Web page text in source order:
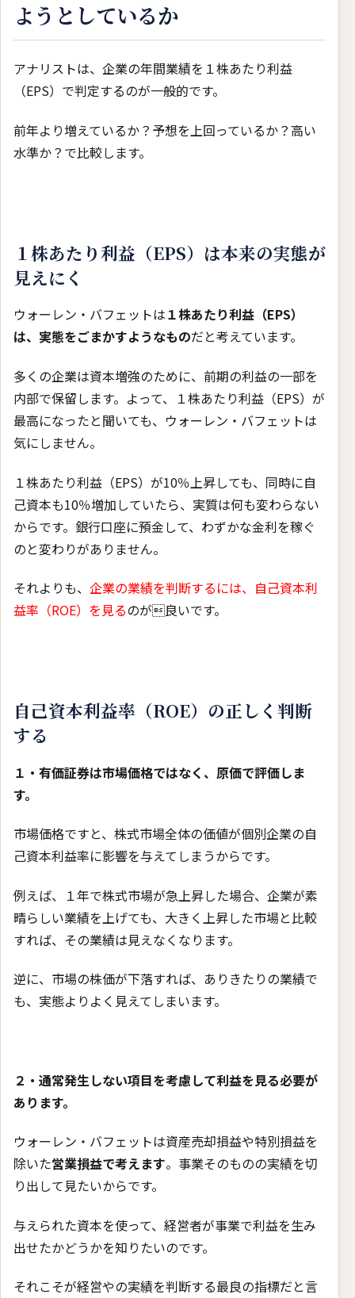
ようとしているか
アナリストは、企業の年間業績を１株あたり利益
（EPS）で判定するのが一般的です。
前年より増えているか？予想を上回っているか？高い
水準か？で比較します。
１株あたり利益（EPS）は本来の実態が
見えにく
ウォーレン・バフェットは１株あたり利益（EPS）
は、実態をごまかすようなものだと考えています。
多くの企業は資本増強のために、前期の利益の一部を
内部で保留します。よって、１株あたり利益（EPS）が
最高になったと聞いても、ウォーレン・バフェットは
気にしません。
１株あたり利益（EPS）が10％上昇しても、同時に自
己資本も10％増加していたら、実質は何も変わらない
からです。銀行口座に預金して、わずかな金利を稼ぐ
のと変わりがありません。
それよりも、 企業の業績を判断するには、自己資本利
益率（ROE）を見るのが良いです。
自己資本利益率（ROE）の正しく判断
する
１・有価証券は市場価格ではなく、原価で評価しま
す。
市場価格ですと、株式市場全体の価値が個別企業の自
己資本利益率に影響を与えてしまうからです。
例えば、１年で株式市場が急上昇した場合、企業が素
晴らしい業績を上げても、大きく上昇した市場と比較
すれば、その業績は見えなくなります。
逆に、市場の株価が下落すれば、ありきたりの業績で
も、実態よりよく見えてしまいます。
２・通常発生しない項目を考慮して利益を見る必要が
あります。
ウォーレン・バフェットは資産売却損益や特別損益を
除いた営業損益で考えます。事業そのものの実績を切
り出して見たいからです。
与えられた資本を使って、経営者が事業で利益を生み
出せたかどうかを知りたいのです。
それこそが経営やの実績を判断する最良の指標だと言